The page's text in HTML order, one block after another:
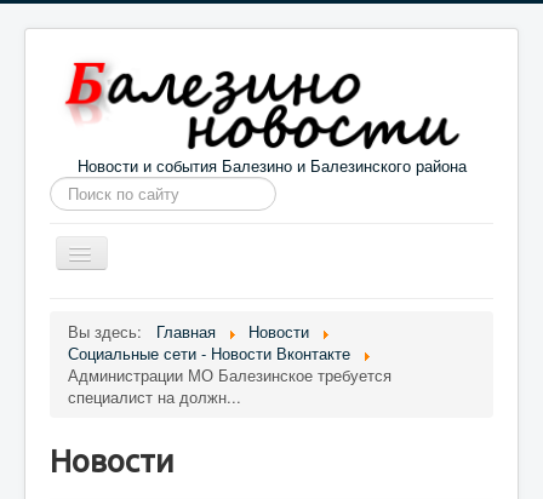
Новости и события Балезино и Балезинского района
Искать...
Toggle
Navigation
Информация Галерея О проекте
Вы здесь: Главная
Новости
Социальные сети - Новости Вконтакте
Администрации МО Балезинское требуется
специалист на должн...
Новости